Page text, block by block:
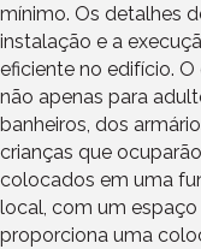
mínimo. Os detalhes
instalação e a
eficiente no edifício.
não apenas para
banheiros, dos
crianças que
colocados em uma
local, com um
proporciona uma